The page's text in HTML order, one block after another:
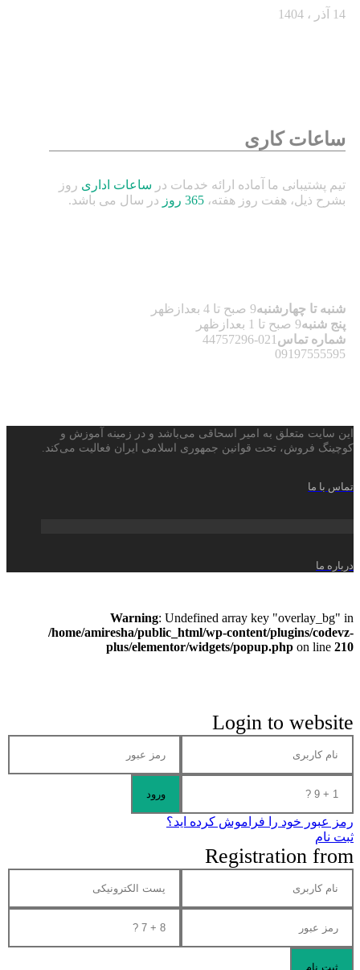
14 آذر ، 1404
ساعات کاری
تیم پشتیبانی ما آماده ارائه خدمات در ساعات اداری روز
بشرح ذیل، هفت روز هفته، 365 روز در سال می باشد.
شنبه تا چهارشنبه9 صبح تا 4 بعدازظهر
پنج شنبه9 صبح تا 1 بعدازظهر
شماره تماس 021-44757296
09197555595
این سایت متعلق به امیر اسحاقی می‌باشد و در زمینه آموزش و
کوچینگ فروش، تحت قوانین جمهوری اسلامی ایران فعالیت می‌کند.
تماس با ما
درباره ما
Warning: Undefined array key "overlay_bg" in
/home/amiresha/public_html/wp-content/plugins/codevz-
plus/elementor/widgets/popup.php on line 210
Login to website
رمز عبور خود را فراموش کرده اید؟
ثبت نام
Registration from